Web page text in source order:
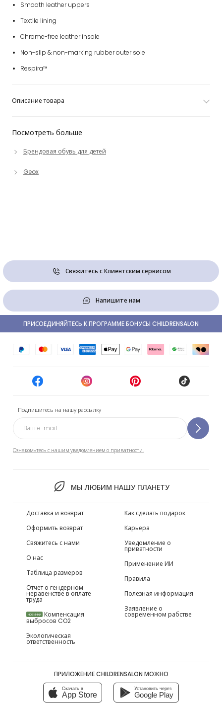
Посмотреть больше
Брендовая обувь для детей
Geox
Smooth leather uppers
Textile lining
Chrome-free leather insole
Non-slip & non-marking rubber outer sole
Respira™
Описание товара
Свяжитесь с Клиентским сервисом
Напишите нам
Подпишитесь на нашу рассылку
Ознакомьтесь с нашим уведомлением о приватности.
МЫ ЛЮБИМ НАШУ ПЛАНЕТУ
ПРИСОЕДИНЯЙТЕСЬ К ПРОГРАММЕ БОНУСЫ CHILDRENSALON
Доставка и возврат
Оформить возврат
Свяжитесь с нами
О нас
Таблица размеров
Отчет о гендерном
неравенстве в оплате
труда
НОВИНКИ Компенсация
выбросов CO2
Экологическая
ответственность
Как сделать подарок
Карьера
Уведомление о
приватности
Применение ИИ
Правила
Полезная информация
Заявление о
современном рабстве
ПРИЛОЖЕНИЕ CHILDRENSALON МОЖНО
Скачать в
App Store
Установить через
Google Play